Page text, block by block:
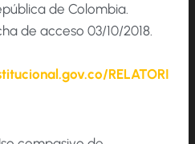
de Colombia.
de acceso 03/10/2018.
RELATORI